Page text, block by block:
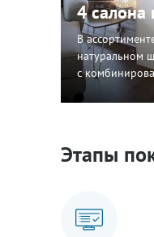
4 салона
В
натуральном
с
Этапы